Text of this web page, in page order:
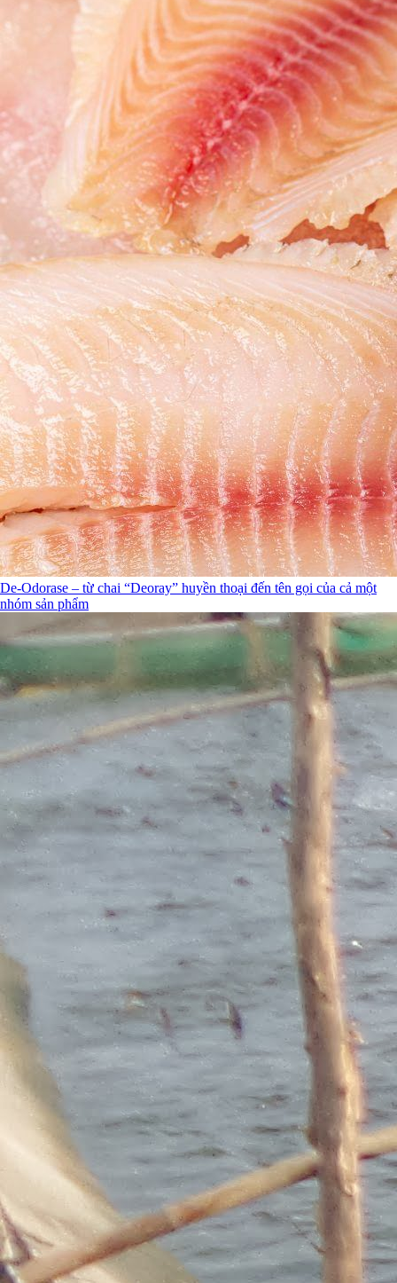
De-Odorase – từ chai “Deoray” huyền thoại đến tên gọi của cả một
nhóm sản phẩm